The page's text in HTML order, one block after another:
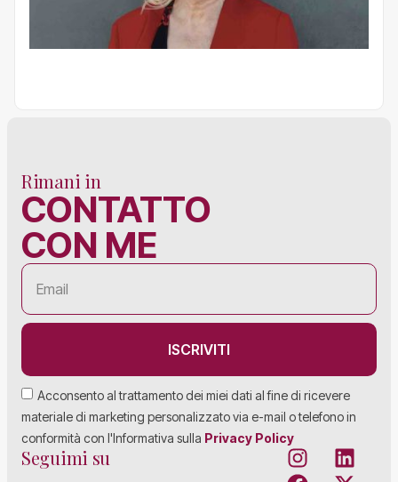
Rimani in
CONTATTO
CON ME
Acconsento al trattamento dei miei dati al fine di ricevere
materiale di marketing personalizzato via e-mail o telefono in
conformità con l'Informativa sulla Privacy Policy
ISCRIVITI
Seguimi su